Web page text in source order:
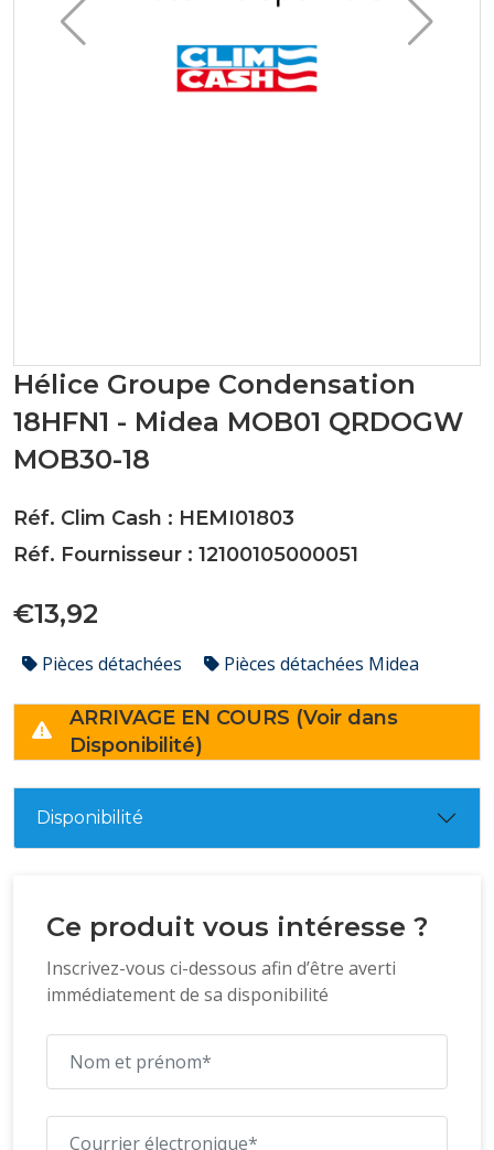
Hélice Groupe Condensation
18HFN1 - Midea MOB01 QRDOGW
MOB30-18
Réf. Clim Cash : HEMI01803
Réf. Fournisseur : 12100105000051
€13,92
Pièces détachées Pièces détachées Midea
ARRIVAGE EN COURS (Voir dans
Disponibilité)
Disponibilité
Ce produit vous intéresse ?
Inscrivez-vous ci-dessous afin d’être averti
immédiatement de sa disponibilité